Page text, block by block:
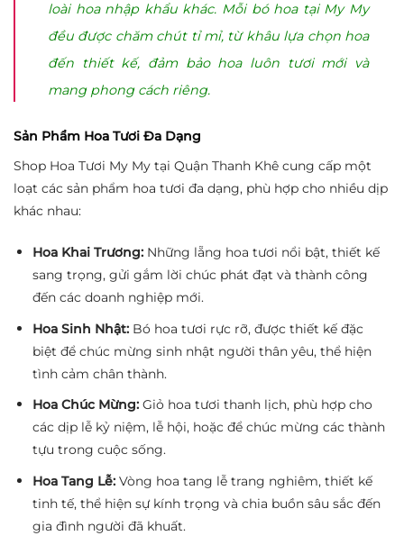
loài hoa nhập khẩu khác. Mỗi bó hoa tại My My
đều được chăm chút tỉ mỉ, từ khâu lựa chọn hoa
đến thiết kế, đảm bảo hoa luôn tươi mới và
mang phong cách riêng.
Sản Phẩm Hoa Tươi Đa Dạng
Shop Hoa Tươi My My tại Quận Thanh Khê cung cấp một
loạt các sản phẩm hoa tươi đa dạng, phù hợp cho nhiều dịp
khác nhau:
Hoa Khai Trương:Những lẵng hoa tươi nổi bật, thiết kế
sang trọng, gửi gắm lời chúc phát đạt và thành công
đến các doanh nghiệp mới.
Hoa Sinh Nhật:Bó hoa tươi rực rỡ, được thiết kế đặc
biệt để chúc mừng sinh nhật người thân yêu, thể hiện
tình cảm chân thành.
Hoa Chúc Mừng:Giỏ hoa tươi thanh lịch, phù hợp cho
các dịp lễ kỷ niệm, lễ hội, hoặc để chúc mừng các thành
tựu trong cuộc sống.
Hoa Tang Lễ:Vòng hoa tang lễ trang nghiêm, thiết kế
tinh tế, thể hiện sự kính trọng và chia buồn sâu sắc đến
gia đình người đã khuất.